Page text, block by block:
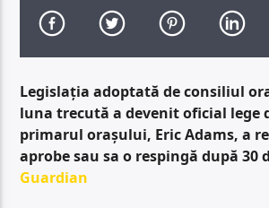
Legislația adoptată de consiliul
luna trecută a devenit oficial lege
primarul orașului, Eric Adams, a
aprobe sau sa o respingă după 30
Guardian